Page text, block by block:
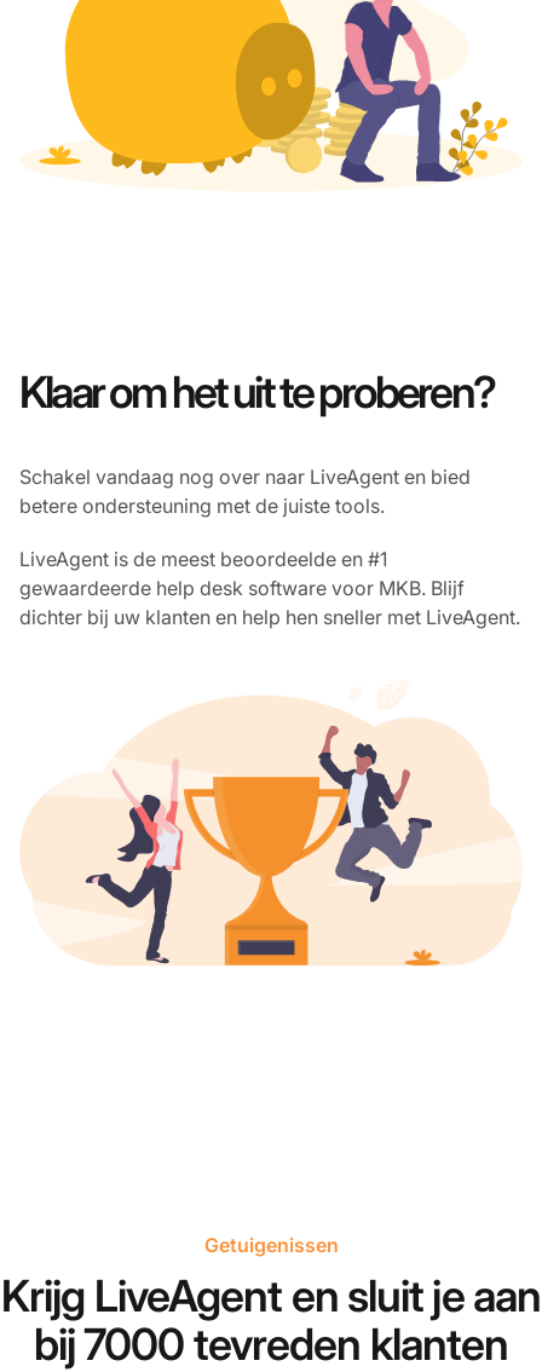
Klaar om het uit te proberen?
Schakel vandaag nog over naar LiveAgent en bied
betere ondersteuning met de juiste tools.
LiveAgent is de meest beoordeelde en #1
gewaardeerde help desk software voor MKB. Blijf
dichter bij uw klanten en help hen sneller met LiveAgent.
Getuigenissen
Krijg LiveAgent en sluit je aan
bij 7000 tevreden klanten